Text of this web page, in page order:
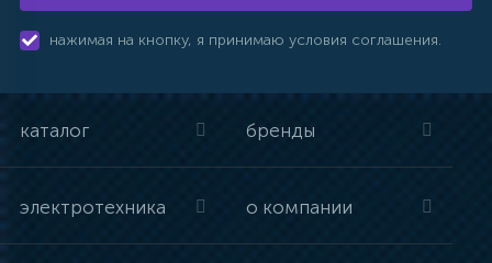
нажимая на кнопку, я принимаю условия соглашения.
каталог бренды
электротехника о компании